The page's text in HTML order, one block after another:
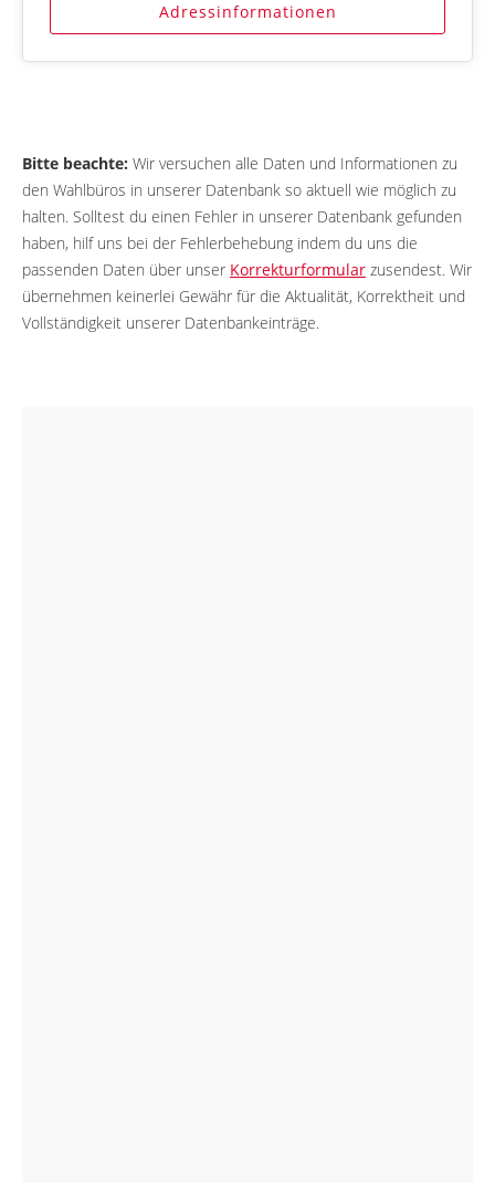
Adressinformationen
Bitte beachte: Wir versuchen alle Daten und Informationen zu
den Wahlbüros in unserer Datenbank so aktuell wie möglich zu
halten. Solltest du einen Fehler in unserer Datenbank gefunden
haben, hilf uns bei der Fehlerbehebung indem du uns die
passenden Daten über unser Korrekturformular zusendest. Wir
übernehmen keinerlei Gewähr für die Aktualität, Korrektheit und
Vollständigkeit unserer Datenbankeinträge.